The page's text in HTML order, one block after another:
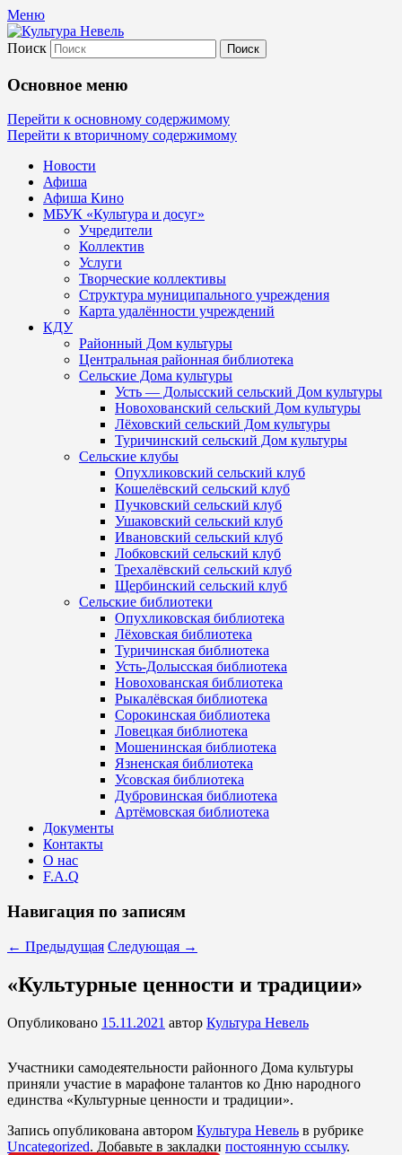
Меню
Культура Невель
МБУК Невельского района "Культура
и досуг"
Поиск
Основное меню
Перейти к основному содержимому
Перейти к вторичному содержимому
Новости
Афиша
Афиша Кино
МБУК «Культура и досуг»
Учредители
Коллектив
Услуги
Творческие коллективы
Структура муниципального учреждения
Карта удалённости учреждений
КДУ
Районный Дом культуры
Центральная районная библиотека
Сельские Дома культуры
Усть — Долысский сельский Дом культуры
Новохованский сельский Дом культуры
Лёховский сельский Дом культуры
Туричинский сельский Дом культуры
Сельские клубы
Опухликовский сельский клуб
Кошелёвский сельский клуб
Пучковский сельский клуб
Ушаковский сельский клуб
Ивановский сельский клуб
Лобковский сельский клуб
Трехалёвский сельский клуб
Щербинский сельский клуб
Сельские библиотеки
Опухликовская библиотека
Лёховская библиотека
Туричинская библиотека
Усть-Долысская библиотека
Новохованская библиотека
Рыкалёвская библиотека
Сорокинская библиотека
Ловецкая библиотека
Мошенинская библиотека
Язненская библиотека
Усовская библиотека
Дубровинская библиотека
Артёмовская библиотека
Документы
Контакты
О нас
F.A.Q
Навигация по записям
← Предыдущая Следующая →
«Культурные ценности и традиции»
Опубликовано 15.11.2021 автор Культура Невель
Участники самодеятельности районного Дома культуры
приняли участие в марафоне талантов ко Дню народного
единства «Культурные ценности и традиции».
Запись опубликована автором Культура Невель в рубрике
Uncategorized. Добавьте в закладки постоянную ссылку.